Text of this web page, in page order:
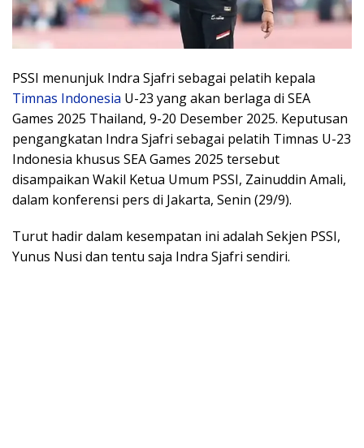
PSSI menunjuk Indra Sjafri sebagai pelatih kepala
Timnas Indonesia U-23 yang akan berlaga di SEA
Games 2025 Thailand, 9-20 Desember 2025. Keputusan
pengangkatan Indra Sjafri sebagai pelatih Timnas U-23
Indonesia khusus SEA Games 2025 tersebut
disampaikan Wakil Ketua Umum PSSI, Zainuddin Amali,
dalam konferensi pers di Jakarta, Senin (29/9).
Turut hadir dalam kesempatan ini adalah Sekjen PSSI,
Yunus Nusi dan tentu saja Indra Sjafri sendiri.